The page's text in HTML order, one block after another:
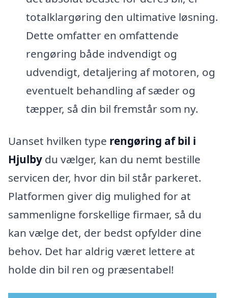
totalklargøring den ultimative løsning.
Dette omfatter en omfattende
rengøring både indvendigt og
udvendigt, detaljering af motoren, og
eventuelt behandling af sæder og
tæpper, så din bil fremstår som ny.
Uanset hvilken type rengøring af bil i
Hjulby du vælger, kan du nemt bestille
servicen der, hvor din bil står parkeret.
Platformen giver dig mulighed for at
sammenligne forskellige firmaer, så du
kan vælge det, der bedst opfylder dine
behov. Det har aldrig været lettere at
holde din bil ren og præsentabel!